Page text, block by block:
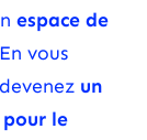
espace de
vous
un
pour le